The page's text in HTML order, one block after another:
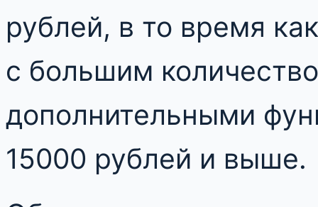
рублей, в то время
с большим
дополнительными
15000 рублей и выше.